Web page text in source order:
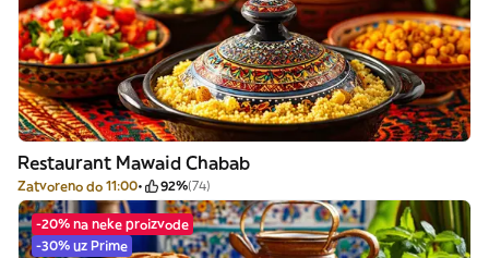
Restaurant Mawaid Chabab
Zatvoreno do 11:00 92%(74)
-20% na neke proizvode
-30% uz Prime